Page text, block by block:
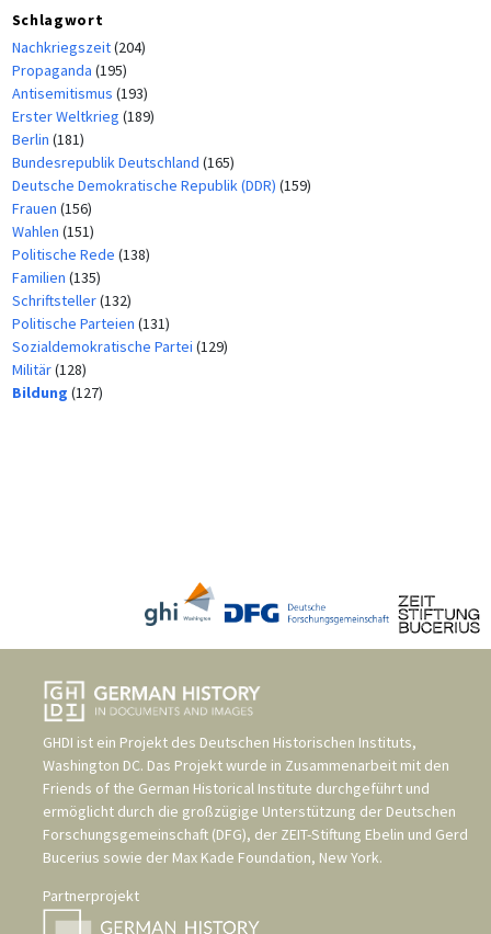
Schlagwort
Nachkriegszeit(204)
Propaganda (195)
Antisemitismus (193)
Erster Weltkrieg (189)
Berlin (181)
Bundesrepublik Deutschland (165)
Deutsche Demokratische Republik (DDR) (159)
Frauen (156)
Wahlen (151)
Politische Rede (138)
Familien (135)
Schriftsteller(132)
Politische Parteien (131)
Sozialdemokratische Partei (129)
Militär(128)
Bildung (127)
GHDI ist ein Projekt des Deutschen Historischen Instituts,
Washington DC. Das Projekt wurde in Zusammenarbeit mit den
Friends of the German Historical Institute durchgeführt und
ermöglicht durch die großzügige Unterstützung der Deutschen
Forschungsgemeinschaft (DFG), der ZEIT-Stiftung Ebelin und Gerd
Bucerius sowie der Max Kade Foundation, New York.
Partnerprojekt